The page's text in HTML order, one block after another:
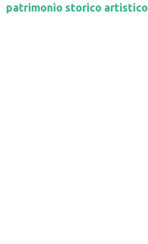
patrimonio storico artistico